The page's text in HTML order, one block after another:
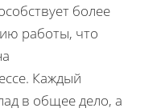
более
работы, что
Каждый
в общее дело, а